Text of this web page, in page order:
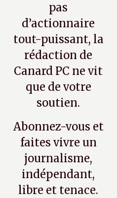
pas
d’actionnaire
tout-puissant, la
rédaction de
Canard PC ne vit
que de votre
soutien.
Abonnez-vous et
faites vivre un
journalisme,
indépendant,
libre et tenace.